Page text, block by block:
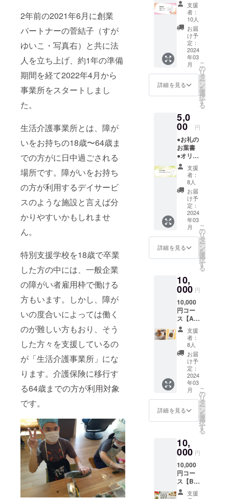
2年前の2021年6月に創業
パートナーの菅結子（すが
ゆいこ・写真右）と共に法
人を立ち上げ、約1年の準備
期間を経て2022年4月から
事業所をスタートしまし
た。
生活介護事業所とは、障が
いをお持ちの18歳〜64歳ま
での方がに日中過ごされる
場所です。障がいをお持ち
の方が利用するデイサービ
スのような施設と言えば分
かりやすいかもしれませ
ん。
特別支援学校を18歳で卒業
した方の中には、一般企業
の障がい者雇用枠で働ける
方もいます。しかし、障が
いの度合いによっては働く
のが難しい方もおり、そう
した方々を支援しているの
が「生活介護事業所」にな
ります。介護保険に移行す
る64歳までの方が利用対象
です。
しま
す。 ※
支援金
額は支
援者さ
まが支
援を申
し込む
際に、
任意で
引き上
げるこ
きま
す。
「上乗
せ支援
で応援
しよ
う」の
欄があ
ります
のでご
検討い
ただけ
ますと
幸いで
す。
支援
者：
10人
お届
け予
定：
2024
年03
月
詳細を見る
こ
の
リ
タ
ー
ン
を
選
択
す
る
5,0
00 円
●お礼の
お葉書
●オリジ
ナルク
リア
ファイ
ル1枚
をお送
りいた
しま
す。 ※
支援金
額は支
援者さ
まが支
援を申
際に、
任意で
引き上
げるこ
とがで
きま
す。
「上乗
せ支援
で応援
しよ
う」の
欄があ
ります
のでご
検討い
ただけ
予定時
期より
前に届
く場合
がござ
いま
す。
支援
者：
8人
お届
け予
定：
2024
年03
月
詳細を見る
こ
の
リ
タ
ー
ン
を
選
択
す
る
10,
000 円
10,000
円コー
ス【A】
●お礼の
お葉書
●オリジ
ナルク
リア
ファイ
ル1枚 ●
松前
がっこ
200g×1
個（常
温） ●
ハパラ
150g×1
個（常
温） を
お送り
しま
す。 ・
漬物
支援
者：
8人
お届
け予
定：
2024
年03
月
詳細を見る
こ
の
リ
タ
ー
ン
を
選
択
す
る
10,
000 円
10,000
円コー
ス【B】
●お礼の
支援